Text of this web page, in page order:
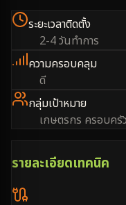
ระยะเวลาติดตั้ง
2-4 วันทำการ
ความครอบคลุม
ดี
กลุ่มเป้าหมาย
เกษตรกร ครอบค
รายละเอียดเทคนิค